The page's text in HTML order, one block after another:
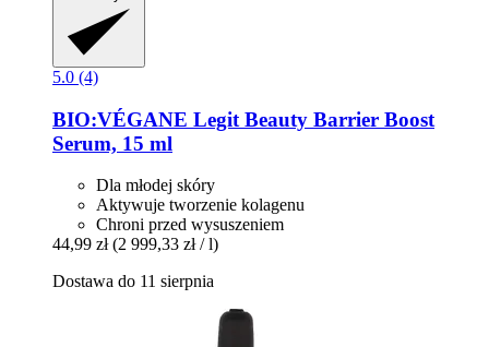
5.0 (4)
BIO:VÉGANE Legit Beauty Barrier Boost
Serum, 15 ml
Dla młodej skóry
Aktywuje tworzenie kolagenu
Chroni przed wysuszeniem
44,99 zł (2 999,33 zł / l)
Dostawa do 11 sierpnia